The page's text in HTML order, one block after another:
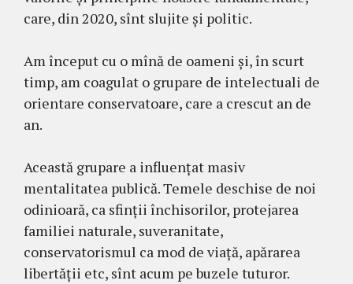
care, din 2020, sînt slujite și politic.
Am început cu o mînă de oameni și, în scurt
timp, am coagulat o grupare de intelectuali de
orientare conservatoare, care a crescut an de
an.
Această grupare a influențat masiv
mentalitatea publică. Temele deschise de noi
odinioară, ca sfinții închisorilor, protejarea
familiei naturale, suveranitate,
conservatorismul ca mod de viață, apărarea
libertății etc, sînt acum pe buzele tuturor.